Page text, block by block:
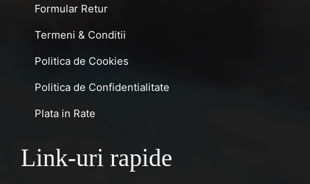
Formular Retur
Termeni & Conditii
Politica de Cookies
Politica de Confidentialitate
Plata in Rate
Link-uri rapide